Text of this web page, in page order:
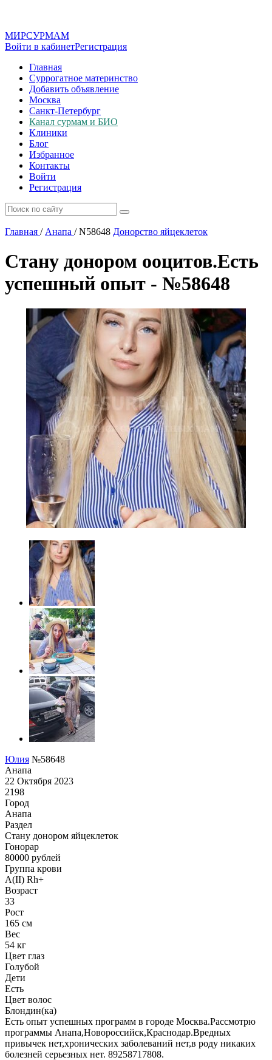
МИРСУРМАМ
Войти в кабинетРегистрация
Главная
Суррогатное материнство
Добавить объявление
Москва
Санкт-Петербург
Канал сурмам и БИО
Клиники
Блог
Избранное
Контакты
Войти
Регистрация
Главная / Анапа /N58648 Донорство яйцеклеток
Стану донором ооцитов.Есть
успешный опыт - №58648
Юлия №58648
Анапа
22 Октября 2023
2198
Город
Анапа
Раздел
Стану донором яйцеклеток
Гонoрар
80000 рублей
Группа крови
A(II) Rh+
Возраст
33
Рост
165 см
Вес
54 кг
Цвет глаз
Голубой
Дети
Есть
Цвет волос
Блондин(ка)
Есть опыт успешных программ в городе Москва.Рассмотрю
программы Анапа,Новороссийск,Краснодар.Вредных
привычек нет,хронических заболеваний нет,в роду никаких
болезней серьезных нет. 89258717808.